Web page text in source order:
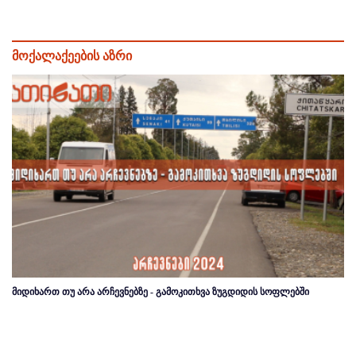
მოქალაქეების აზრი
მიდიხართ თუ არა არჩევნებზე - გამოკითხვა ზუგდიდის სოფლებში